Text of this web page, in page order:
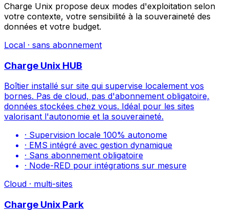
Charge Unix propose deux modes d'exploitation selon
votre contexte, votre sensibilité à la souveraineté des
données et votre budget.
Local · sans abonnement
Charge Unix HUB
Boîtier installé sur site qui supervise localement vos
bornes. Pas de cloud, pas d'abonnement obligatoire,
données stockées chez vous. Idéal pour les sites
valorisant l'autonomie et la souveraineté.
· Supervision locale 100% autonome
· EMS intégré avec gestion dynamique
· Sans abonnement obligatoire
· Node-RED pour intégrations sur mesure
Cloud · multi-sites
Charge Unix Park